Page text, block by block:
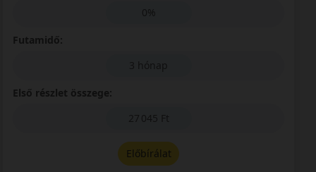
0%
Futamidő:
3 hónap
Első részlet összege:
27 045 Ft
Előbírálat